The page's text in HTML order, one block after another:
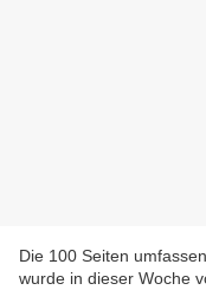
Die 100 Seiten
wurde in dieser Woche